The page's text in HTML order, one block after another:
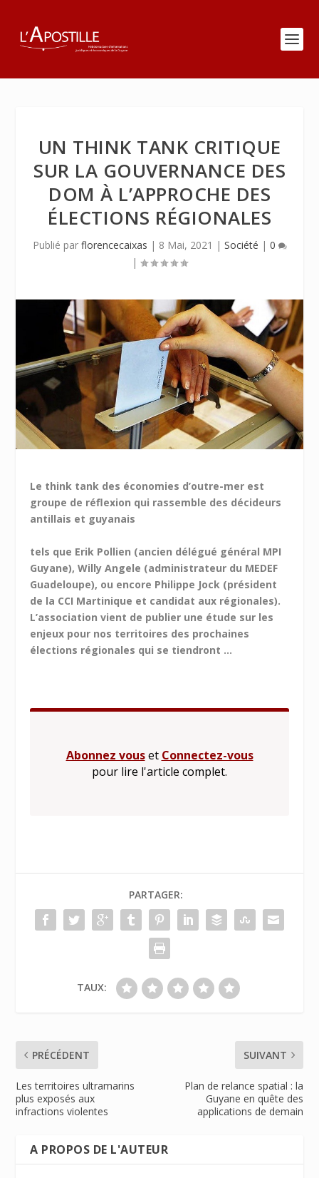
UN THINK TANK CRITIQUE
SUR LA GOUVERNANCE DES
DOM À L’APPROCHE DES
ÉLECTIONS RÉGIONALES
Publié par florencecaixas | 8 Mai, 2021 | Société | 0
|
Le think tank des économies d’outre-mer est
groupe de réflexion qui rassemble des décideurs
antillais et guyanais
tels que Erik Pollien (ancien délégué général MPI
Guyane), Willy Angele (administrateur du MEDEF
Guadeloupe), ou encore Philippe Jock (président
de la CCI Martinique et candidat aux régionales).
L’association vient de publier une étude sur les
enjeux pour nos territoires des prochaines
élections régionales qui se tiendront ...
Abonnez vouset Connectez-vous
pour lire l'article complet.
PARTAGER:
TAUX:
PRÉCÉDENT
Les territoires ultramarins
plus exposés aux
infractions violentes
SUIVANT
Plan de relance spatial : la
Guyane en quête des
applications de demain
A PROPOS DE L'AUTEUR